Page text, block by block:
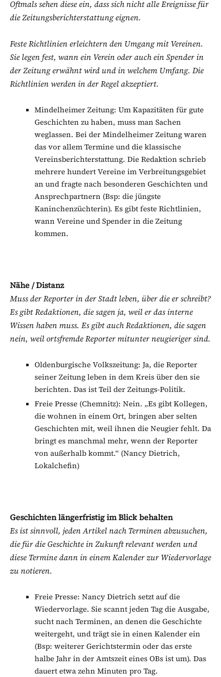
Oftmals sehen diese ein, dass sich nicht alle Ereignisse für
die Zeitungsberichterstattung eignen.
Feste Richtlinien erleichtern den Umgang mit Vereinen.
Sie legen fest, wann ein Verein oder auch ein Spender in
der Zeitung erwähnt wird und in welchem Umfang. Die
Richtlinien werden in der Regel akzeptiert.
Mindelheimer Zeitung: Um Kapazitäten für gute
Geschichten zu haben, muss man Sachen
weglassen. Bei der Mindelheimer Zeitung waren
das vor allem Termine und die klassische
Vereinsberichterstattung. Die Redaktion schrieb
mehrere hundert Vereine im Verbreitungsgebiet
an und fragte nach besonderen Geschichten und
Ansprechpartnern (Bsp: die jüngste
Kaninchenzüchterin). Es gibt feste Richtlinien,
wann Vereine und Spender in die Zeitung
kommen.
Nähe / Distanz
Muss der Reporter in der Stadt leben, über die er schreibt?
Es gibt Redaktionen, die sagen ja, weil er das interne
Wissen haben muss. Es gibt auch Redaktionen, die sagen
nein, weil ortsfremde Reporter mitunter neugieriger sind.
Oldenburgische Volkszeitung: Ja, die Reporter
seiner Zeitung leben in dem Kreis über den sie
berichten. Das ist Teil der Zeitungs-Politik.
Freie Presse (Chemnitz): Nein. „Es gibt Kollegen,
die wohnen in einem Ort, bringen aber selten
Geschichten mit, weil ihnen die Neugier fehlt. Da
bringt es manchmal mehr, wenn der Reporter
von außerhalb kommt.“ (Nancy Dietrich,
Lokalchefin)
Geschichten längerfristig im Blick behalten
Es ist sinnvoll, jeden Artikel nach Terminen abzusuchen,
die für die Geschichte in Zukunft relevant werden und
diese Termine dann in einem Kalender zur Wiedervorlage
zu notieren.
Freie Presse: Nancy Dietrich setzt auf die
Wiedervorlage. Sie scannt jeden Tag die Ausgabe,
sucht nach Terminen, an denen die Geschichte
weitergeht, und trägt sie in einen Kalender ein
(Bsp: weiterer Gerichtstermin oder das erste
halbe Jahr in der Amtszeit eines OBs ist um). Das
dauert etwa zehn Minuten pro Tag.